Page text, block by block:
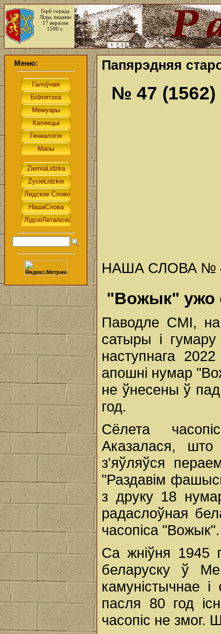
Герб горада
Ліды, наданы
17 верасня
1590 г.
Меню: Папярэдняя
№ 47 (1562)
НАША СЛОВА № 47
"Вожык" ужо
Паводле СМІ,
сатыры і
наступнага
апошні нумар
не ўнесены ў
год.
Сёлета
Аказалася,
з'яўляўся
"Раздавім
з друку 18
радаслоўная
часопіса "Вожык".
Са жніўня 1945
беларуску ў
камуністычнае
пасля 80 год
часопіс не змог.